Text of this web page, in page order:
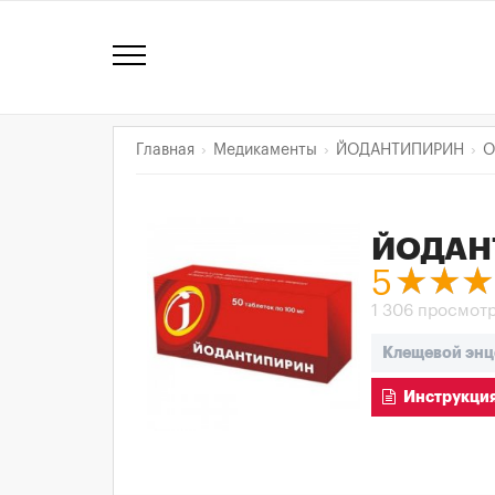
Главная Медикаменты ЙОДАНТИПИРИН
5
1 306
Клещевой